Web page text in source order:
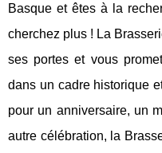
Basque et êtes à la
cherchez plus ! La
ses portes et vous
dans un cadre historique
pour un anniversaire, un
autre célébration, la